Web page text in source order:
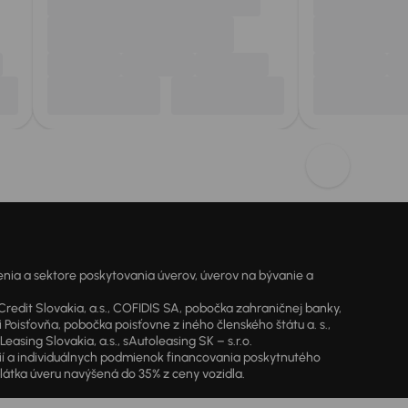
a sektore poskytovania úverov, úverov na bývanie a
Slovakia, a.s., COFIDIS SA, pobočka zahraničnej banky,
pobočka poisťovne z iného členského štátu a. s.,
Slovakia, a.s., sAutoleasing SK – s.r.o.
a individuálnych podmienok financovania poskytnutého
úveru navýšená do 35% z ceny vozidla.